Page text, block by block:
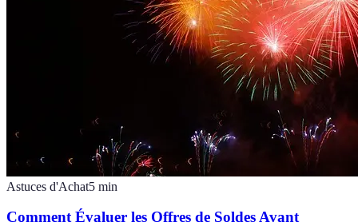
Astuces d'Achat5 min
Comment Évaluer les Offres de Soldes Avant